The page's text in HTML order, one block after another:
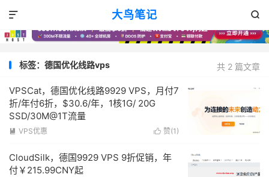
大鸟笔记 

共 2 篇文章
标签：德国优化线路vps
VPSCat，德国优化线路9929 VPS，月付7
折/年付6折，$30.6/年，1核1G/ 20G
SSD/30M@1T流量
 赞(1 )
 VPS优惠
CloudSilk，德国9929 VPS 9折促销，年
付￥215.99CNY起